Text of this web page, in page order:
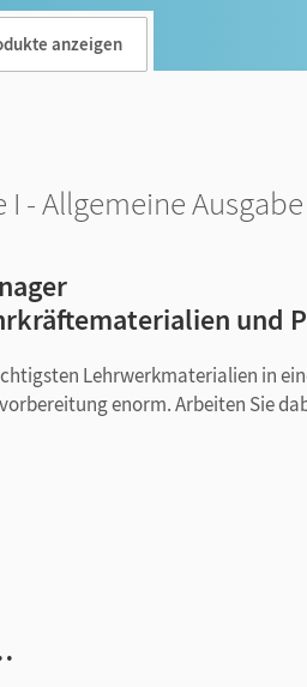
anzeigen
- Allgemeine
und
Lehrwerkmaterialien in
enorm. Arbeiten Sie
methodischen Hinweisen und